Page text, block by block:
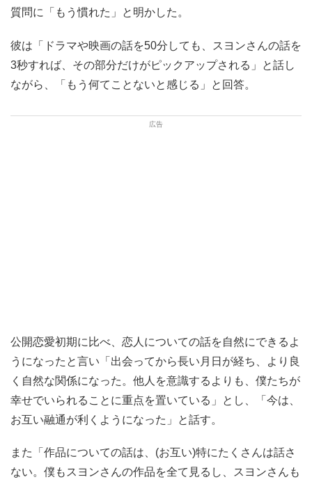
質問に「もう慣れた」と明かした。
彼は「ドラマや映画の話を50分しても、スヨンさんの話を
3秒すれば、その部分だけがピックアップされる」と話し
ながら、「もう何てことないと感じる」と回答。
公開恋愛初期に比べ、恋人についての話を自然にできるよ
うになったと言い「出会ってから長い月日が経ち、より良
く自然な関係になった。他人を意識するよりも、僕たちが
幸せでいられることに重点を置いている」とし、「今は、
お互い融通が利くようになった」と話す。
また「作品についての話は、(お互い)特にたくさんは話さ
ない。僕もスヨンさんの作品を全て見るし、スヨンさんも